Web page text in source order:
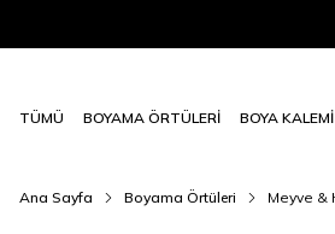
TÜMÜ BOYAMA ÖRTÜLERİ BOYA KALEMİ
Ana Sayfa Boyama Örtüleri Meyve &